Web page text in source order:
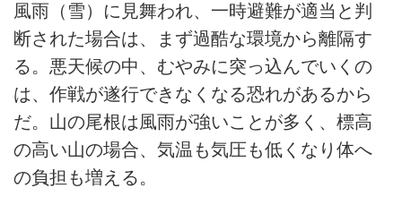
風雨（雪）に見舞われ、一時避難が適当と判
断された場合は、まず過酷な環境から離隔す
る。悪天候の中、むやみに突っ込んでいくの
は、作戦が遂行できなくなる恐れがあるから
だ。山の尾根は風雨が強いことが多く、標高
の高い山の場合、気温も気圧も低くなり体へ
の負担も増える。